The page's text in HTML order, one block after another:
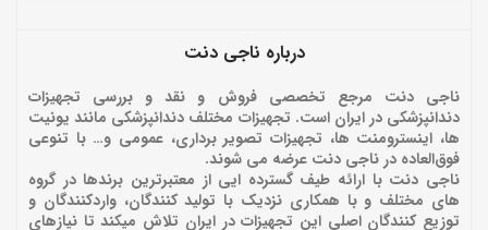
درباره ناجی دنت
ناجی دنت مرجع تخصصی فروش و نقد و بررسی تجهیزات
دندانپزشکی در ایران است. تجهیزات مختلف دندانپزشکی مانند یونیت
ها، اینسترومنت ها، تجهیزات تصویر برداری، عمومی و… با تنوعی
فوق‌العاده در ناجی دنت عرضه می شوند.
ناجی دنت با ارائه‌ طیف گسترده ایی از معتبرترین برندها در گروه
های مختلف و با همکاری نزدیک با تولید کنندگان، واردکنندگان و
توزیع کنندگان اصلی این تجهیزات در ایران تلاش میکند تا نیازهای